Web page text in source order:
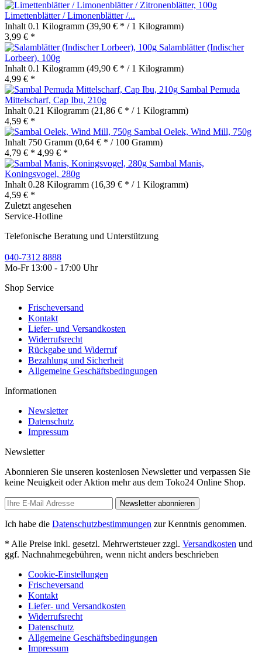
Limettenblätter / Limonenblätter /...
Inhalt 0.1 Kilogramm (39,90 € * / 1 Kilogramm)
3,99 € *
Salamblätter (Indischer
Lorbeer), 100g
Inhalt 0.1 Kilogramm (49,90 € * / 1 Kilogramm)
4,99 € *
Sambal Pemuda
Mittelscharf, Cap Ibu, 210g
Inhalt 0.21 Kilogramm (21,86 € * / 1 Kilogramm)
4,59 € *
Sambal Oelek, Wind Mill, 750g
Inhalt 750 Gramm (0,64 € * / 100 Gramm)
4,79 € * 4,99 € *
Sambal Manis,
Koningsvogel, 280g
Inhalt 0.28 Kilogramm (16,39 € * / 1 Kilogramm)
4,59 € *
Zuletzt angesehen
Service-Hotline
Telefonische Beratung und Unterstützung
040-7312 8888
Mo-Fr 13:00 - 17:00 Uhr
Shop Service
Frischeversand
Kontakt
Liefer- und Versandkosten
Widerrufsrecht
Rückgabe und Widerruf
Bezahlung und Sicherheit
Allgemeine Geschäftsbedingungen
Informationen
Newsletter
Datenschutz
Impressum
Newsletter
Abonnieren Sie unseren kostenlosen Newsletter und verpassen Sie
keine Neuigkeit oder Aktion mehr aus dem Toko24 Online Shop.
Newsletter abonnieren
Ich habe die Datenschutzbestimmungen zur Kenntnis genommen.
* Alle Preise inkl. gesetzl. Mehrwertsteuer zzgl. Versandkosten und
ggf. Nachnahmegebühren, wenn nicht anders beschrieben
Cookie-Einstellungen
Frischeversand
Kontakt
Liefer- und Versandkosten
Widerrufsrecht
Datenschutz
Allgemeine Geschäftsbedingungen
Impressum